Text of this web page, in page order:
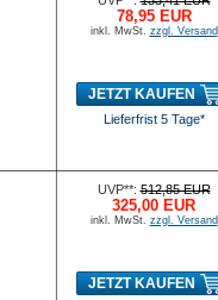
78,95 EUR
inkl. MwSt. zzgl. Versand
JETZT KAUFEN
Lieferfrist 5 Tage*
UVP**:512,85 EUR
325,00 EUR
inkl. MwSt. zzgl. Versand
JETZT KAUFEN